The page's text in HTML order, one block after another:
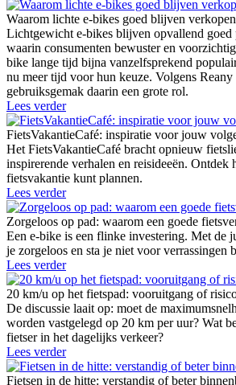
Waarom lichte e-bikes goed blijven verkopen
Lichtgewicht e-bikes blijven opvallend goed
waarin consumenten bewuster en
bike lange tijd bijna vanzelfsprekend
nu meer tijd voor hun keuze. Volgens
gebruiksgemak daarin een grote rol.
Lees verder
FietsVakantieCafé: inspiratie voor jouw
Het FietsVakantieCafé bracht opnieuw
inspirerende verhalen en reisideeën.
fietsvakantie kunt plannen.
Lees verder
Zorgeloos op pad: waarom een goede
Een e-bike is een flinke investering. Met de
je zorgeloos en sta je niet voor verrassingen
Lees verder
20 km/u op het fietspad: vooruitgang of
De discussie laait op: moet de
worden vastgelegd op 20 km per uur? Wat
fietser in het dagelijks verkeer?
Lees verder
Fietsen in de hitte: verstandig of beter